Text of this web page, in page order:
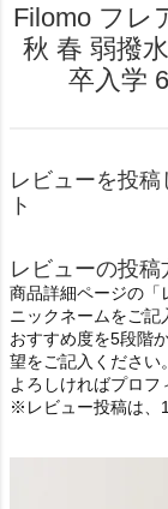
Filomo フレ
秋 春 弱撥
卒入学
レビューを投
ト
レビューの投稿
商品詳細ページの「
ニックネームをご記
おすすめ度を5段階
望をご記入ください。
よろしければプロフ
※レビュー投稿は、